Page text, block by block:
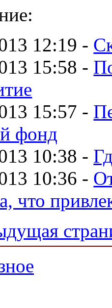
12:19 -
15:58 -
15:57 -
фонд
10:38 -
10:36 -
что